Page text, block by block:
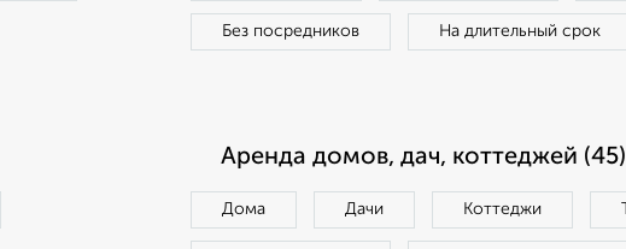
Без посредников На длительный срок
Аренда домов, дач, коттеджей (45)
Дома Дачи Коттеджи